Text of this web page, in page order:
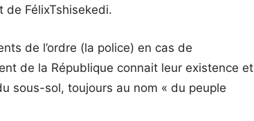
de FélixTshisekedi.
de l’ordre (la police) en cas de
de la République connait leur existence et
sous-sol, toujours au nom « du peuple